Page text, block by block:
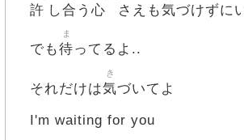
許 し合 う 心 さえも気づけずに
でも待
ま
ってるよ..
それだけは気
き
づいてよ
I'm waiting for you